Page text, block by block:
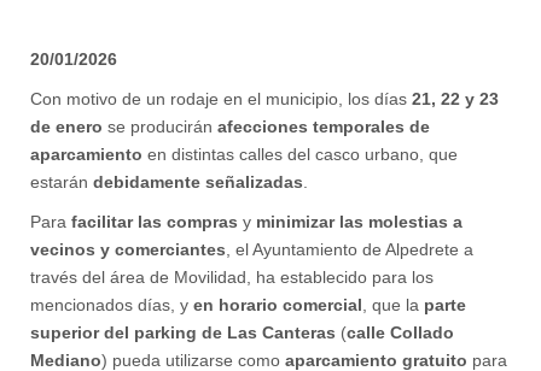
20/01/2026
Con motivo de un rodaje en el municipio, los días 21, 22 y 23
de enero se producirán afecciones temporales de
aparcamiento en distintas calles del casco urbano, que
estarán debidamente señalizadas
Para facilitar las compras y minimizar las molestias a
vecinos y comerciantes , el Ayuntamiento de Alpedrete a
través del área de Movilidad, ha establecido para los
mencionados días, y en horario comercial , que la parte
superior del parking de Las Canteras (calle Collado
Mediano) pueda utilizarse como aparcamiento gratuito para